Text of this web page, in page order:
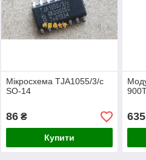
Мікросхема TJA1055/3/c
SO-14
86₴
Купити
635